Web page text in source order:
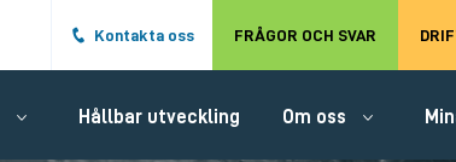
Hoppa till det huvudsakliga innehållet.
Kontakta oss FRÅGOR OCH SVAR
Hållbar utveckling Om oss